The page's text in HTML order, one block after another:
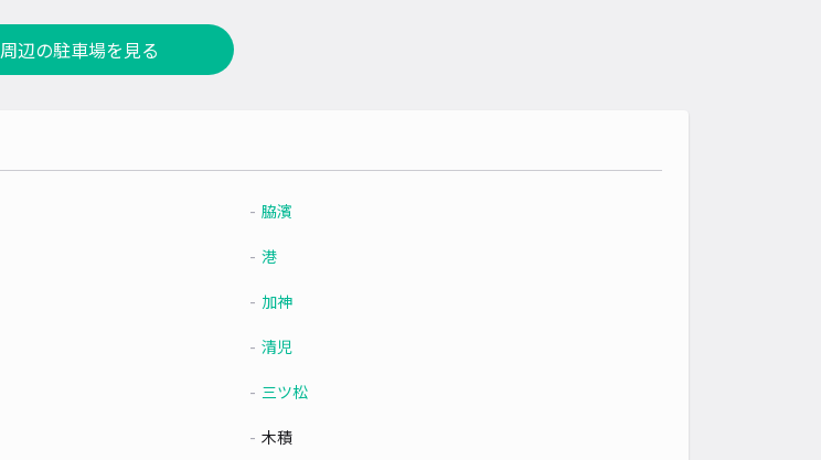
周辺の駐車場を見る
脇濱
港
加神
清児
三ツ松
木積